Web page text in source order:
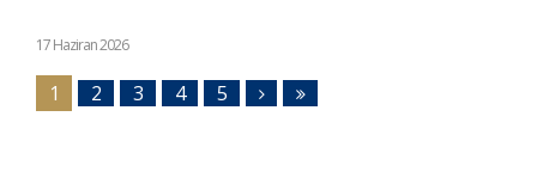
17 Haziran 2026
1 2 3 4 5